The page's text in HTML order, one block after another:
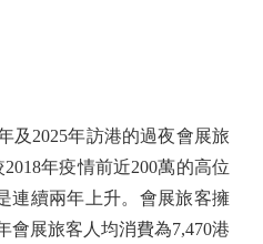
2025年訪港的過夜會展旅
年疫情前近200萬的高位
連續兩年上升。會展旅客擁
會展旅客人均消費為7,470港